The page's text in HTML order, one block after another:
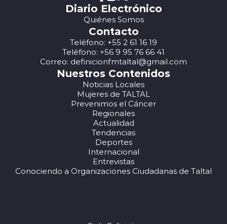
Diario Electrónico
Quiénes Somos
Contacto
Teléfono: +55 2 61 16 19
Teléfono: +56 9 95 76 66 41
Correo: definicionfmtaltal@gmail.com
Nuestros Contenidos
Noticias Locales
Mujeres de TALTAL
Prevenimos el Cáncer
Regionales
Actualidad
Tendencias
Deportes
Internacional
Entrevistas
Conociendo a Organizaciones Ciudadanas de Taltal